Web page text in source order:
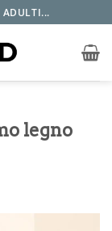
ADULTI...
legno